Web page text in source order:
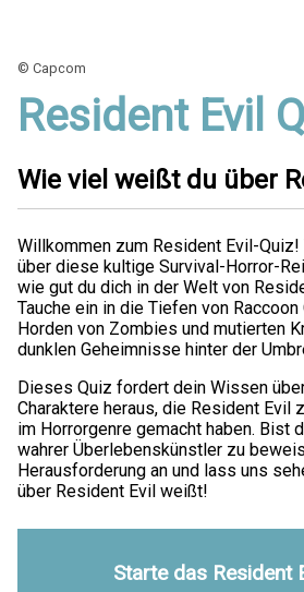
© Capcom
Resident Evil
Wie viel weißt du über
Willkommen zum Resident Evil-
über diese kultige Survival-Horror-
wie gut du dich in der Welt von
Tauche ein in die Tiefen von
Horden von Zombies und mutierten
dunklen Geheimnisse hinter der
Dieses Quiz fordert dein Wissen
Charaktere heraus, die Resident Evil
im Horrorgenre gemacht haben. Bist
wahrer Überlebenskünstler zu
Herausforderung an und lass uns
über Resident Evil weißt!
Starte das Resident